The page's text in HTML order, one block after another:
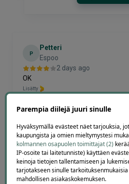
P
Petteri
Espoo
2 days ago
OK
Lisätty
Page
Parempia diilejä juuri sinulle
Hyväksymällä evästeet näet tarjouksia,
kaupungista ja omien mieltymystesi
kolmannen osapuolen toimittajat (2)
IP-osoite tai laitetunniste) käyttäen
keinoja tietojen tallentamiseen ja
tarjotakseen sinulle
mahdollisen asiakaskokemuksen.